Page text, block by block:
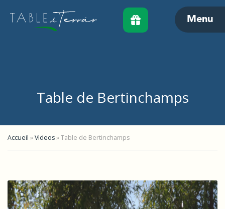
Menu
Table de Bertinchamps
Accueil »Videos»Table de Bertinchamps